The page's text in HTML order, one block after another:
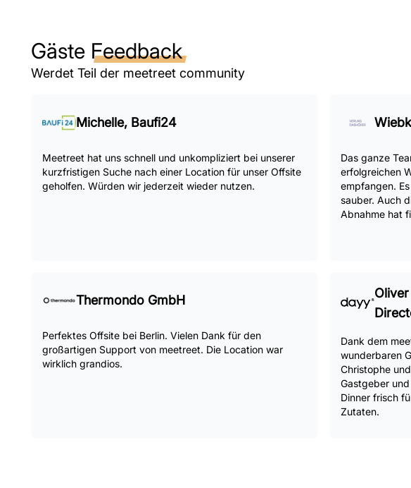
Gäste Feedback
Werdet Teil der meetreet community
Michelle, Baufi24
Meetreet hat uns schnell und unkompliziert bei unserer
kurzfristigen Suche nach einer Location für unser Offsite
geholfen. Würden wir jederzeit wieder nutzen.
Das ganze
erfolgreichen
empfangen.
sauber. Auch
Abnahme hat
Thermondo GmbH
Perfektes Offsite bei Berlin. Vielen Dank für den
großartigen Support von meetreet. Die Location war
wirklich grandios.
Dank dem
wunderbaren
Christophe
Gastgeber
Dinner frisch
Zutaten.